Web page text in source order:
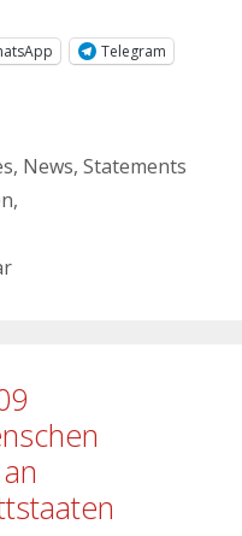
Telegram
, News, Statements
,